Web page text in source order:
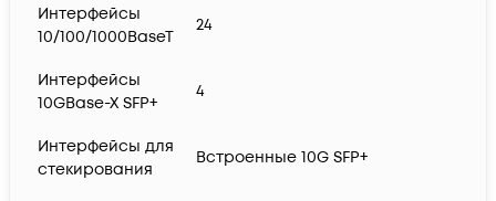
Интерфейсы
10/100/1000BaseT
24
Интерфейсы
10GBase-X SFP+
4
Интерфейсы для
стекирования
Встроенные 10G SFP+